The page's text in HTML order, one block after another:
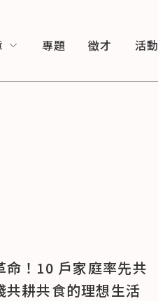
專題 徵才 活動
命！10 戶家庭率先共
共耕共食的理想生活